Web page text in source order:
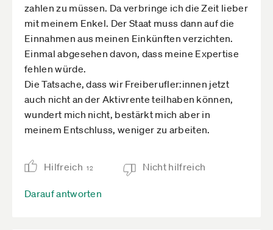
zahlen zu müssen. Da verbringe ich die Zeit lieber
mit meinem Enkel. Der Staat muss dann auf die
Einnahmen aus meinen Einkünften verzichten.
Einmal abgesehen davon, dass meine Expertise
fehlen würde.
Die Tatsache, dass wir Freiberufler:innen jetzt
auch nicht an der Aktivrente teilhaben können,
wundert mich nicht, bestärkt mich aber in
meinem Entschluss, weniger zu arbeiten.
Hilfreich 12 Nicht hilfreich
Darauf antworten